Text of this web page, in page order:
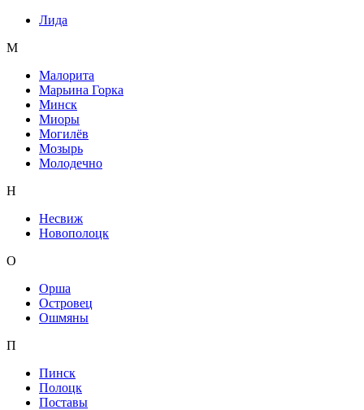
Лида
М
Малорита
Марьина Горка
Минск
Миоры
Могилёв
Мозырь
Молодечно
Н
Несвиж
Новополоцк
О
Орша
Островец
Ошмяны
П
Пинск
Полоцк
Поставы